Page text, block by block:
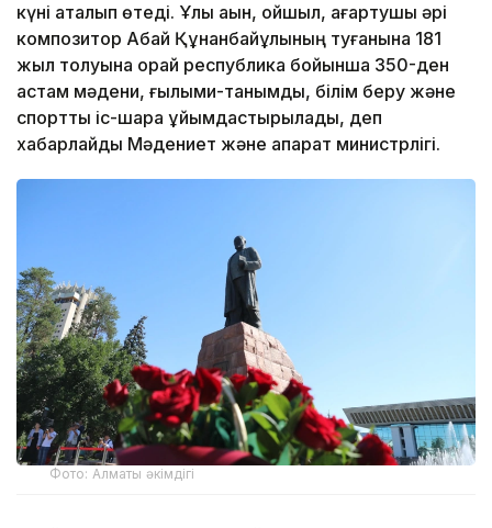
күні аталып өтеді. Ұлы ақын, ойшыл, ағартушы әрі
композитор Абай Құнанбайұлының туғанына 181
жыл толуына орай республика бойынша 350-ден
астам мәдени, ғылыми-танымдық, білім беру және
спорттық іс-шара ұйымдастырылады, деп
хабарлайды Мәдениет және ақпарат министрлігі.
Фото: Алматы әкімдігі